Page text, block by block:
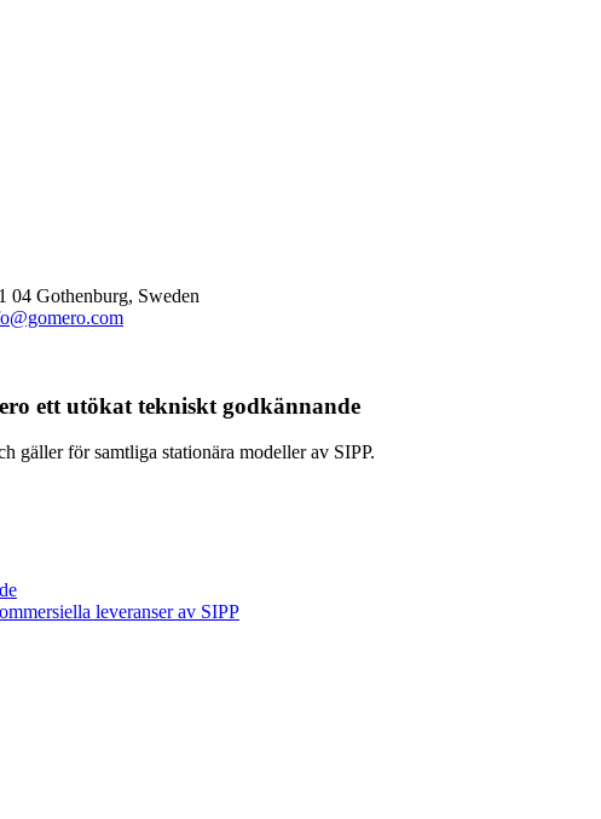
04 Gothenburg, Sweden
ett utökat tekniskt godkännande
gäller för samtliga stationära modeller av SIPP.
leveranser av SIPP